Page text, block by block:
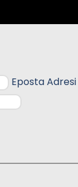
Eposta Adresi